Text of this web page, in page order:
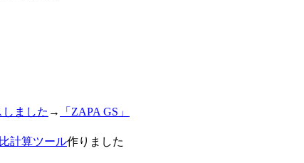
ました →
「ZAPA GS」
計算ツール作りました